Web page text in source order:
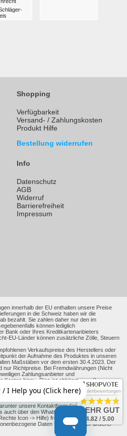
Shopping
Verfügbarkeit
Versand- / Zahlungskosten
Produkt Hilfe
Bestellung widerrufen
Info
Datenschutz
AGB
Widerruf
Barrierefreiheit
Impressum
innerhalb der EU enthalten unsere Preise
in die Schweiz haben wir die
bezahlt. Sie zahlen daher nur den im
können lediglich
Bank oder Ihres Kreditkartenanbieters
EU-Länder können zusätzliche Zölle, Steuern
Verkaufspreise des Herstellers oder
der Aufnahme des Produktes in unseren
Maßstäben vor dem ersten 30.4.2023. Der
nur Richtpreise. Bei Fremdwährungen (Nicht
Zahlungsanbieter und
Kosten hinzu. Dies ist abhängig von Ihren
auf der Produkt-Seite und im Warenkorb
Sie haben verschiedene
unsere Kontaktformulare, die Siehier
auch über den WhatsApp Messenger oder das
Icon -> Hilfe) freiwillig erreichen.
Daten finden sie unter unserer
Kundenbewertungen
SEHR GUT
4.82 / 5.00